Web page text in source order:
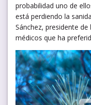
probabilidad uno de
está perdiendo la
Sánchez, presidente
médicos que ha